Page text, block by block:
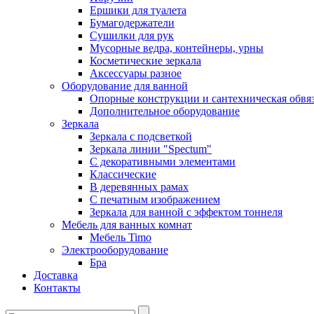
Ершики для туалета
Бумагодержатели
Сушилки для рук
Мусорные ведра, контейнеры, урны
Косметические зеркала
Аксессуары разное
Оборудование для ванной
Опорные конструкции и сантехническая
Дополнительное оборудование
Зеркала
Зеркала с подсветкой
Зеркала линии "Spectum"
С декоративными элементами
Классические
В деревянных рамах
С печатным изображением
Зеркала для ванной с эффектом тоннеля
Мебель для ванных комнат
Мебель Timo
Электрооборудование
Бра
Доставка
Контакты